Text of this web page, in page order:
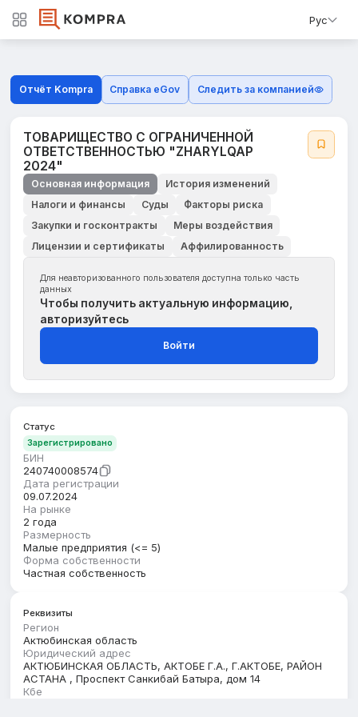
Рус
Отчёт Kompra Справка eGov Следить за компанией
ТОВАРИЩЕСТВО С ОГРАНИЧЕННОЙ
ОТВЕТСТВЕННОСТЬЮ "ZHARYLQAP
2024"
Основная информация
История изменений
Налоги и финансы
Суды
Факторы риска
Закупки и госконтракты
Меры воздействия
Лицензии и сертификаты
Аффилированность
Для неавторизованного пользователя доступна только часть
данных
Чтобы получить актуальную информацию,
авторизуйтесь
Войти
Статус
Зарегистрировано
БИН
240740008574
Дата регистрации
09.07.2024
На рынке
2 года
Размерность
Малые предприятия (<= 5)
Форма собственности
Частная собственность
Реквизиты
Регион
Актюбинская область
Юридический адрес
АКТЮБИНСКАЯ ОБЛАСТЬ, АКТОБЕ Г.А., Г.АКТОБЕ, РАЙОН
АСТАНА , Проспект Санкибай Батыра, дом 14
Кбе